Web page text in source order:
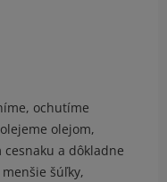
ochutíme
olejom,
a dôkladne
šúľky,